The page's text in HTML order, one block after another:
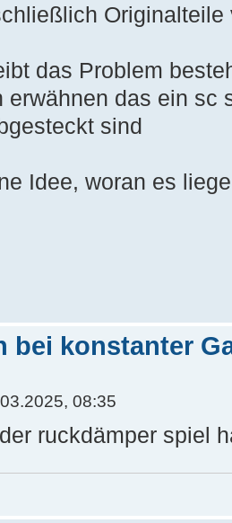
das Problem
erwähnen das ein sc
sind
Idee, woran es
bei konstanter
08:35
ruckdämper spiel